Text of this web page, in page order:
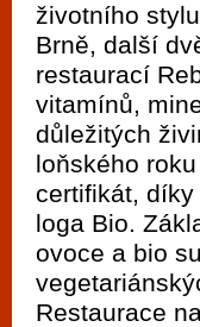
životního
Brně, další
restaurací
vitamínů,
důležitých
loňského
certifikát,
loga Bio.
ovoce a bio
Restaurace
Mimo jiné je
vyzkoušet
metropoli
po moderní
příležitostné